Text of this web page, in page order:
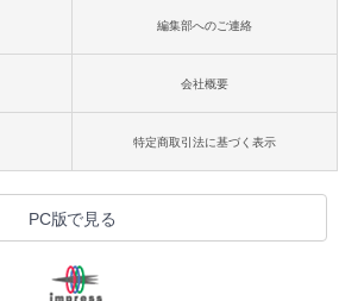
編集部へのご連絡
会社概要
特定商取引法に基づく表示
PC版で見る